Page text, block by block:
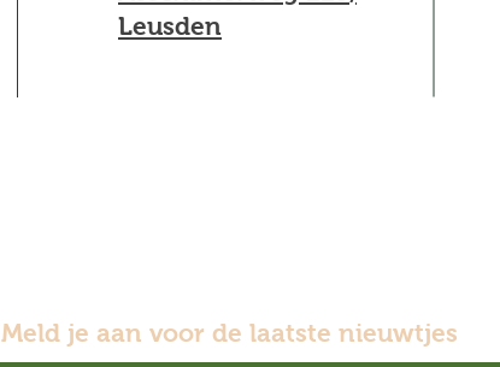
Leusden
Meld je aan voor de laatste nieuwtjes